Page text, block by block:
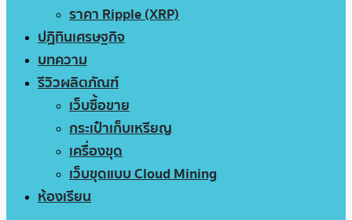
ราคา Ripple (XRP)
ปฏิทินเศรษฐกิจ
บทความ
รีวิวผลิตภัณฑ์
เว็บซื้อขาย
กระเป๋าเก็บเหรียญ
เครื่องขุด
เว็บขุดแบบ Cloud Mining
ห้องเรียน